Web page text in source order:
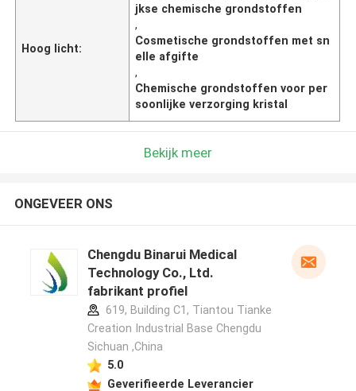
Hoog licht:
jkse chemische grondstoffen
,
Cosmetische grondstoffen met sn
elle afgifte
,
Chemische grondstoffen voor per
soonlijke verzorging kristal
Bekijk meer
ONGEVEER ONS
Chengdu Binarui Medical
Technology Co., Ltd.
fabrikant profiel
619, Building C1, Tiantou Tianke
Creation Industrial Base Chengdu
Sichuan ,China
5.0
Geverifieerde Leverancier